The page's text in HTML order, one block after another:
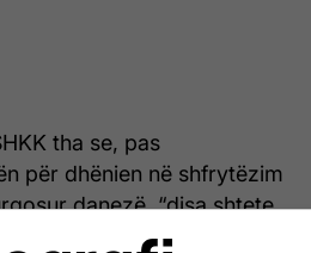
tha se, pas
për dhënien në shfrytëzim
danezë, “disa shtete
në forma të